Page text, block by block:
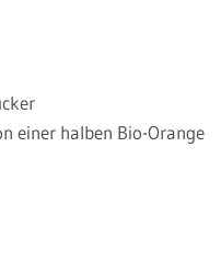
einer halben Bio-Orange